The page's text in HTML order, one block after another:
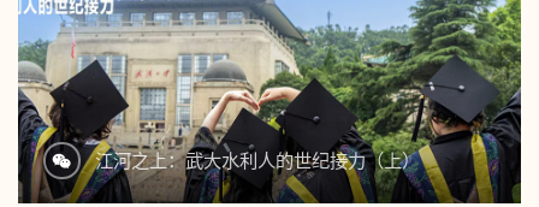
江河之上：武大水利人的世纪接力（上）